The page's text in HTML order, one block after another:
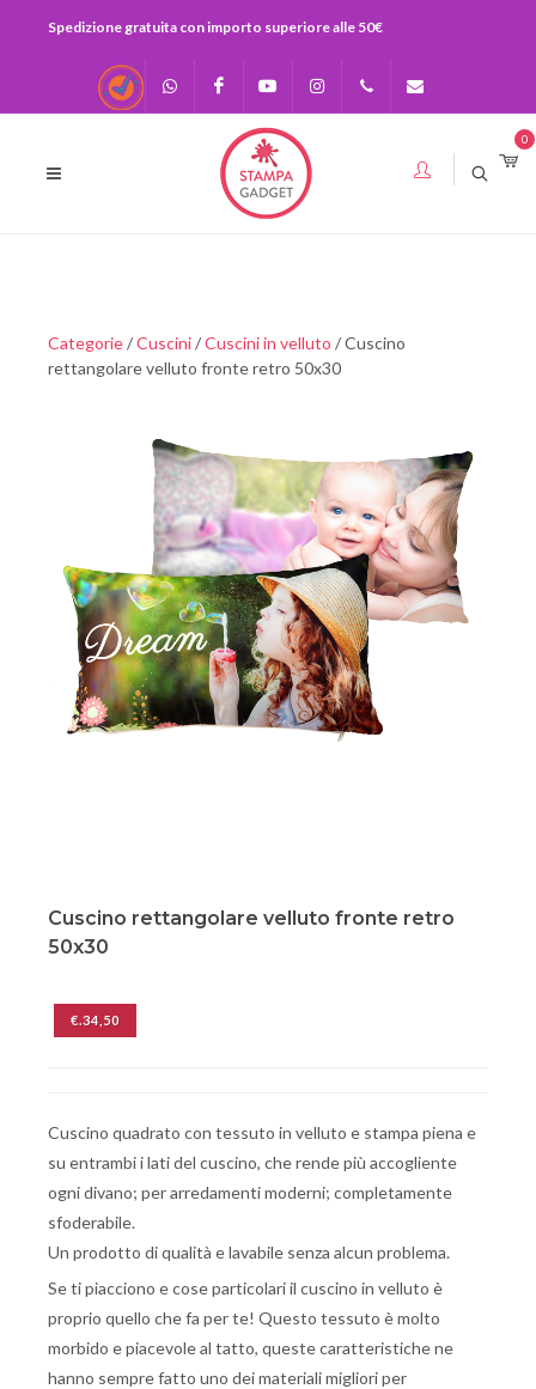
Spedizione gratuita con importo superiore alle 50€
Whatsapp
FacebookYoutubeInstagram 0
Categorie/Cuscini/Cuscini in velluto / Cuscino
rettangolare velluto fronte retro 50x30
Cuscino rettangolare velluto fronte retro
50x30
€.34,50
Cuscino quadrato con tessuto in velluto e stampa piena e
su entrambi i lati del cuscino, che rende più accogliente
ogni divano; per arredamenti moderni; completamente
sfoderabile.
Un prodotto di qualità e lavabile senza alcun problema.
Se ti piacciono e cose particolari il cuscino in velluto è
proprio quello che fa per te! Questo tessuto è molto
morbido e piacevole al tatto, queste caratteristiche ne
hanno sempre fatto uno dei materiali migliori per